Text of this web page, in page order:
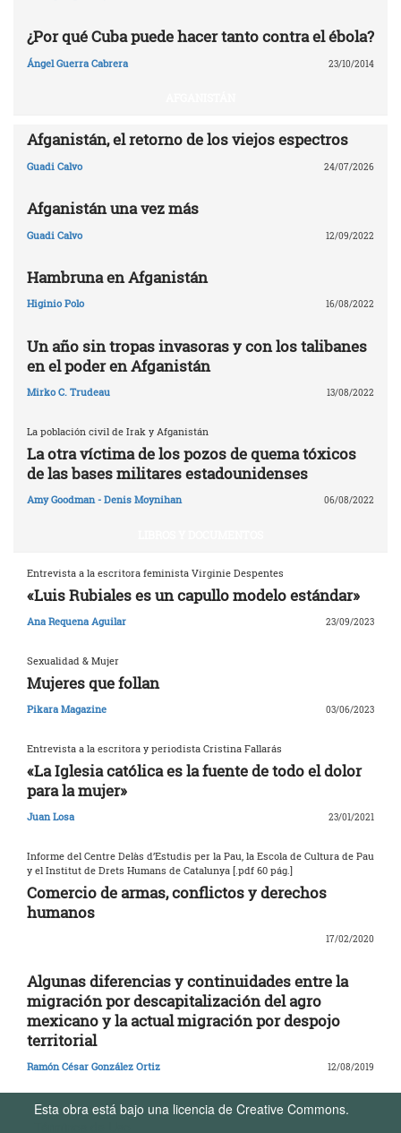
¿Por qué Cuba puede hacer tanto contra el ébola?
Ángel Guerra Cabrera 23/10/2014
Afganistán, el retorno de los viejos espectros
Guadi Calvo 24/07/2026
Afganistán una vez más
Guadi Calvo 12/09/2022
Hambruna en Afganistán
Higinio Polo 16/08/2022
Un año sin tropas invasoras y con los talibanes
en el poder en Afganistán
Mirko C. Trudeau 13/08/2022
La población civil de Irak y Afganistán
La otra víctima de los pozos de quema tóxicos
de las bases militares estadounidenses
Amy Goodman - Denis Moynihan 06/08/2022
Entrevista a la escritora feminista Virginie Despentes
«Luis Rubiales es un capullo modelo estándar»
Ana Requena Aguilar 23/09/2023
Sexualidad & Mujer
Mujeres que follan
Pikara Magazine 03/06/2023
Entrevista a la escritora y periodista Cristina Fallarás
«La Iglesia católica es la fuente de todo el dolor
para la mujer»
Juan Losa 23/01/2021
Informe del Centre Delàs d’Estudis per la Pau, la Escola de Cultura de Pau
y el Institut de Drets Humans de Catalunya [.pdf 60 pág.]
Comercio de armas, conflictos y derechos
humanos
17/02/2020
Algunas diferencias y continuidades entre la
migración por descapitalización del agro
mexicano y la actual migración por despojo
territorial
Ramón César González Ortiz 12/08/2019
Esta obra está bajo una licencia de Creative Commons.